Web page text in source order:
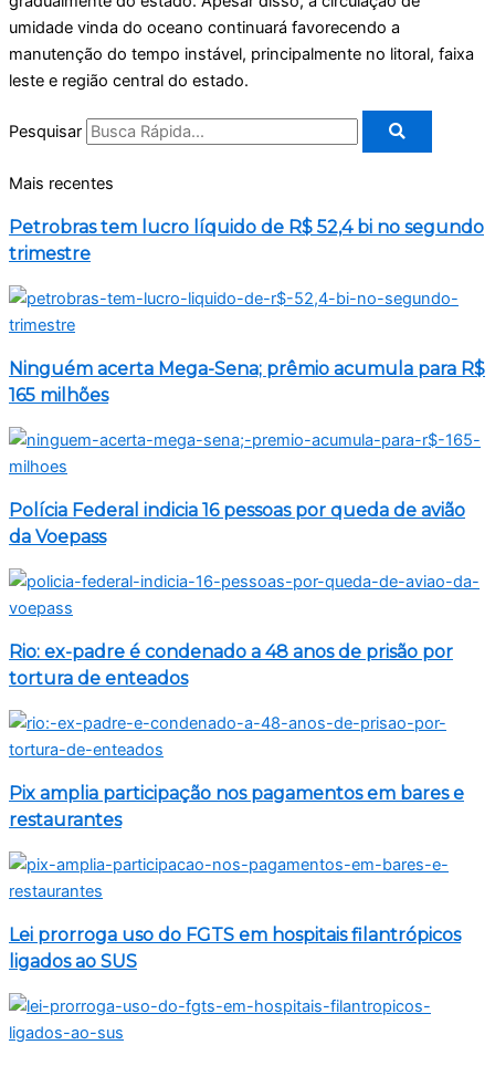
umidade vinda do oceano continuará favorecendo a
manutenção do tempo instável, principalmente no litoral, faixa
leste e região central do estado.
Pesquisar
Mais recentes
Petrobras tem lucro líquido de R$ 52,4 bi no segundo
trimestre
Ninguém acerta Mega-Sena; prêmio acumula para R$
165 milhões
Polícia Federal indicia 16 pessoas por queda de avião
da Voepass
Rio: ex-padre é condenado a 48 anos de prisão por
tortura de enteados
Pix amplia participação nos pagamentos em bares e
restaurantes
Lei prorroga uso do FGTS em hospitais filantrópicos
ligados ao SUS